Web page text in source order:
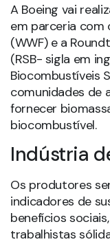
A Boeing vai
em parceria com
(WWF) e a
(RSB- sigla em
Biocombustíveis
comunidades de
fornecer
biocombustível.
Indústria
Os produtores
indicadores de
benefícios
trabalhistas